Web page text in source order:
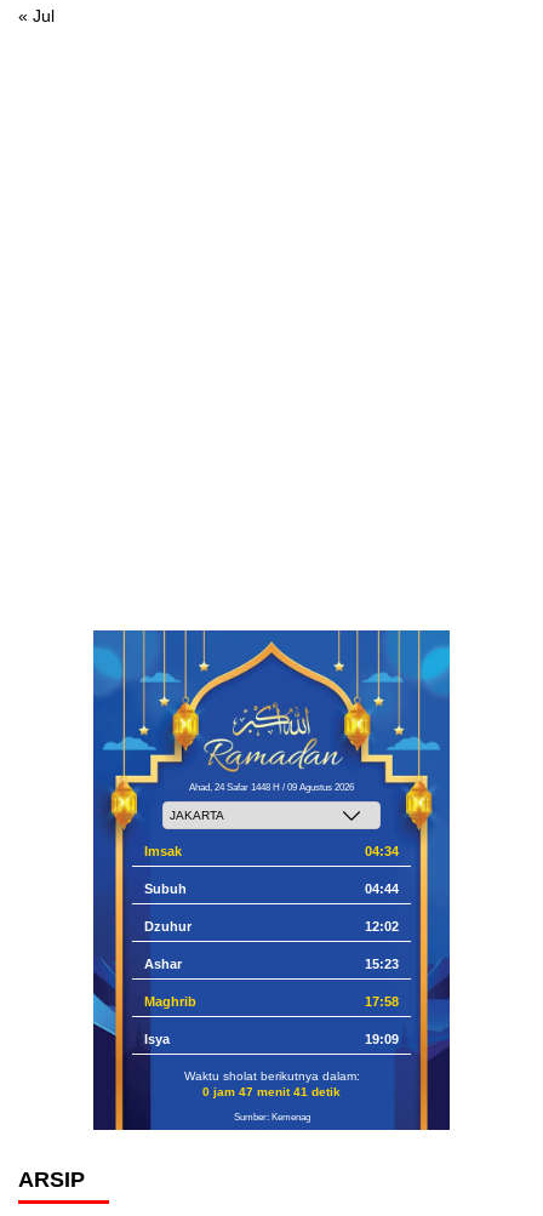
« Jul
Ahad, 24 Safar 1448 H / 09 Agustus 2026
Imsak 04:34
Subuh 04:44
Dzuhur 12:02
Ashar 15:23
Maghrib 17:58
Isya 19:09
Waktu sholat berikutnya dalam:
0 jam 47 menit 40 detik
Sumber: Kemenag
ARSIP